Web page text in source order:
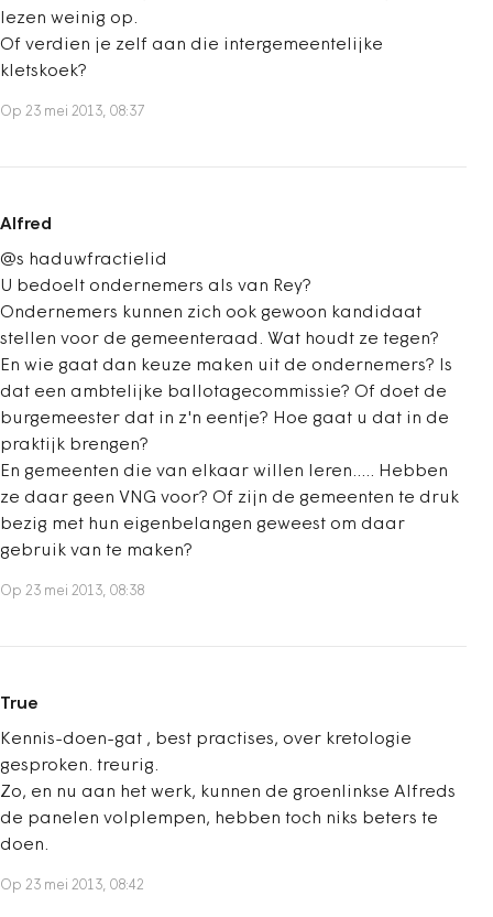
lezen weinig op.
Of verdien je zelf aan die intergemeentelijke
kletskoek?
Op 23 mei 2013, 08:37
Alfred
@s haduwfractielid
U bedoelt ondernemers als van Rey?
Ondernemers kunnen zich ook gewoon kandidaat
stellen voor de gemeenteraad. Wat houdt ze tegen?
En wie gaat dan keuze maken uit de ondernemers? Is
dat een ambtelijke ballotagecommissie? Of doet de
burgemeester dat in z'n eentje? Hoe gaat u dat in de
praktijk brengen?
En gemeenten die van elkaar willen leren..... Hebben
ze daar geen VNG voor? Of zijn de gemeenten te druk
bezig met hun eigenbelangen geweest om daar
gebruik van te maken?
Op 23 mei 2013, 08:38
True
Kennis-doen-gat , best practises, over kretologie
gesproken. treurig.
Zo, en nu aan het werk, kunnen de groenlinkse Alfreds
de panelen volplempen, hebben toch niks beters te
doen.
Op 23 mei 2013, 08:42